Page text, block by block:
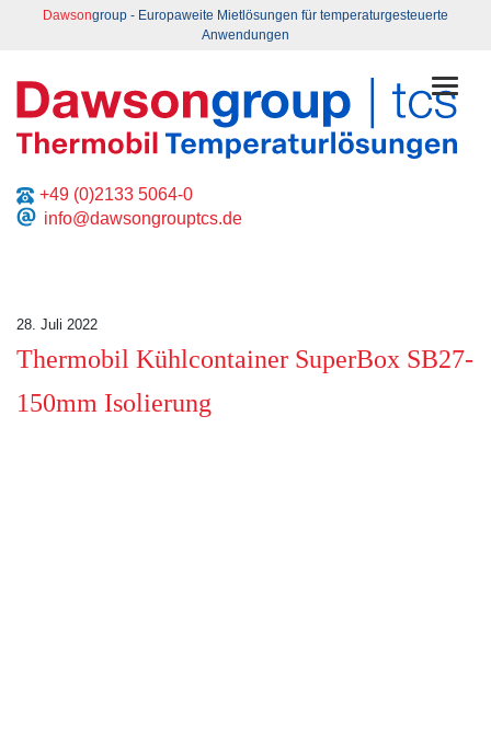
Dawsongroup - Europaweite Mietlösungen für temperaturgesteuerte
Anwendungen
+49 (0)2133 5064-0
info@dawsongrouptcs.de
28. Juli 2022
Thermobil Kühlcontainer SuperBox SB27-
150mm Isolierung